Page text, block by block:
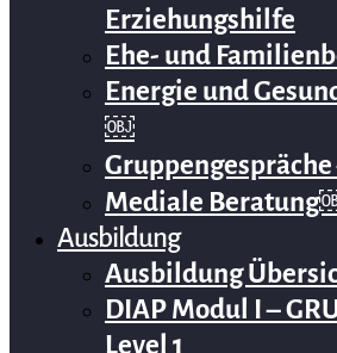
Erziehungshilfe
Ehe- und
Energie und
￼
Mediale
Ausbildung
Ausbildung
DIAP Modul I –
Level 1